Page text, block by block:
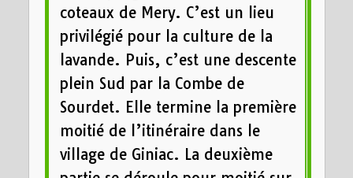
coteaux de Mery. C’est un lieu
privilégié pour la culture de la
lavande. Puis, c’est une descente
plein Sud par la Combe de
Sourdet. Elle termine la première
moitié de l’itinéraire dans le
village de Giniac. La deuxième